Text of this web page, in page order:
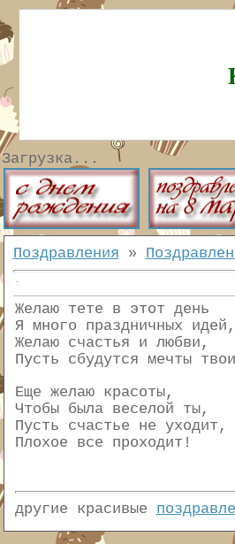
Загрузка...
Поздравления »
Желаю тете в этот день
Я много праздничных идей,
Желаю счастья и любви,
Пусть сбудутся мечты
Еще желаю красоты,
Чтобы была веселой ты,
Пусть счастье не уходит,
Плохое все проходит!
другие красивые